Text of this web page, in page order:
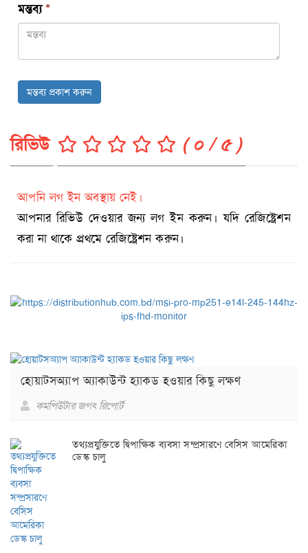
মন্তব্য*
মন্তব্য প্রকাশ করুন
রিভিউ ( ০ / ৫ )
আপনি লগ ইন অবস্থায় নেই।
আপনার রিভিউ দেওয়ার জন্য লগ ইন করুন। যদি রেজিষ্ট্রেশন
করা না থাকে প্রথমে রেজিষ্ট্রেশন করুন।
হোয়াটসঅ্যাপ অ্যাকাউন্ট হ্যাকড হওয়ার কিছু লক্ষণ
কমপিউটার জগৎ রিপোর্ট
তথ্যপ্রযুক্তিতে দ্বিপাক্ষিক ব্যবসা সম্প্রসারণে বেসিস আমেরিকা
ডেস্ক চালু